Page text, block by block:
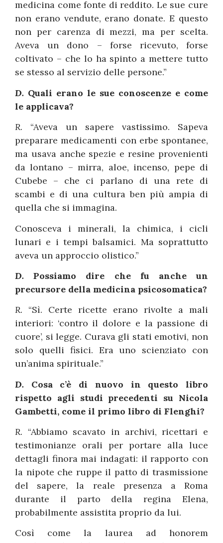
medicina come fonte di reddito. Le sue cure
non erano vendute, erano donate. E questo
non per carenza di mezzi, ma per scelta.
Aveva un dono – forse ricevuto, forse
coltivato – che lo ha spinto a mettere tutto
se stesso al servizio delle persone.”
D. Quali erano le sue conoscenze e come
le applicava?
R. “Aveva un sapere vastissimo. Sapeva
preparare medicamenti con erbe spontanee,
ma usava anche spezie e resine provenienti
da lontano – mirra, aloe, incenso, pepe di
Cubebe – che ci parlano di una rete di
scambi e di una cultura ben più ampia di
quella che si immagina.
Conosceva i minerali, la chimica, i cicli
lunari e i tempi balsamici. Ma soprattutto
aveva un approccio olistico.”
D.Possiamo dire che fu anche un
precursore della medicina psicosomatica?
R. “Sì. Certe ricette erano rivolte a mali
interiori: ‘contro il dolore e la passione di
cuore’, si legge. Curava gli stati emotivi, non
solo quelli fisici. Era uno scienziato con
un’anima spirituale.”
D. Cosa c’è di nuovo in questo libro
rispetto agli studi precedenti su Nicola
Gambetti, come il primo libro di Flenghi?
R. “Abbiamo scavato in archivi, ricettari e
testimonianze orali per portare alla luce
dettagli finora mai indagati: il rapporto con
la nipote che ruppe il patto di trasmissione
del sapere, la reale presenza a Roma
durante il parto della regina Elena,
probabilmente assistita proprio da lui.
Così come la laurea ad honorem